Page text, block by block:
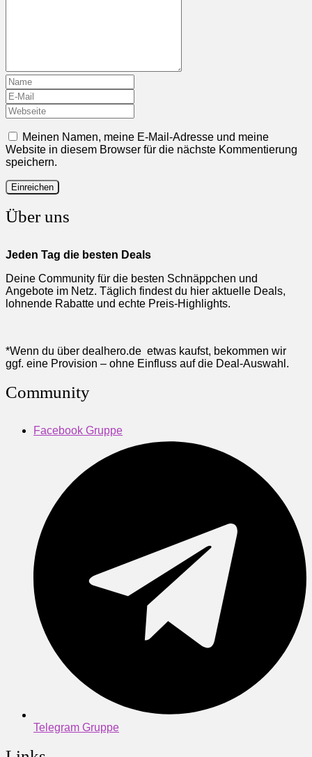
Meinen Namen, meine E-Mail-Adresse und meine
Website in diesem Browser für die nächste Kommentierung
speichern.
Über uns
Jeden Tag die besten Deals
Deine Community für die besten Schnäppchen und
Angebote im Netz. Täglich findest du hier aktuelle Deals,
lohnende Rabatte und echte Preis-Highlights.
*Wenn du über dealhero.de etwas kaufst, bekommen wir
ggf. eine Provision – ohne Einfluss auf die Deal-Auswahl.
Community
Facebook Gruppe
Telegram Gruppe